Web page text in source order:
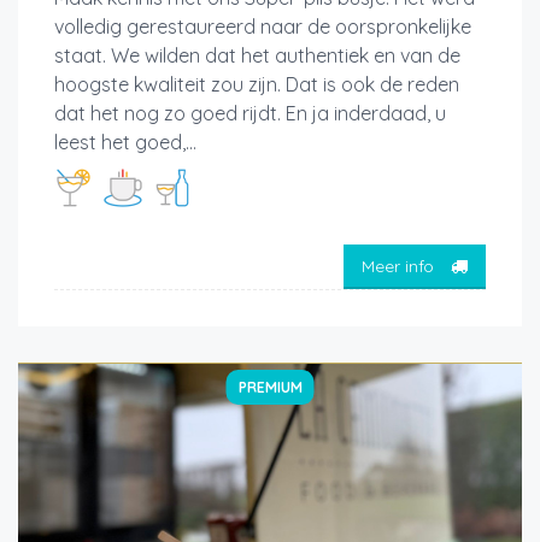
volledig gerestaureerd naar de oorspronkelijke
staat. We wilden dat het authentiek en van de
hoogste kwaliteit zou zijn. Dat is ook de reden
dat het nog zo goed rijdt. En ja inderdaad, u
leest het goed,...
Meer info
PREMIUM